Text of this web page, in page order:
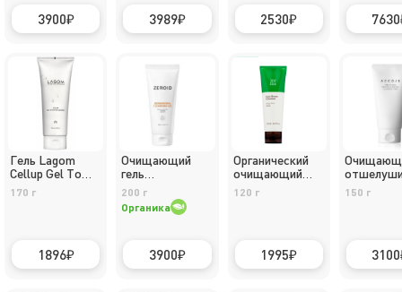
3900 3989 2530 7630
Гель Lagom
Cellup Gel To
Water
170 г
1896
Очищающий
гель
Dermanewal
Dermanewal
Cleansing Gel
200 г
Органика
3900
Органический
очищающий
гель для
умывания
120 г
1995
пенка
Vital in
150 г
3100